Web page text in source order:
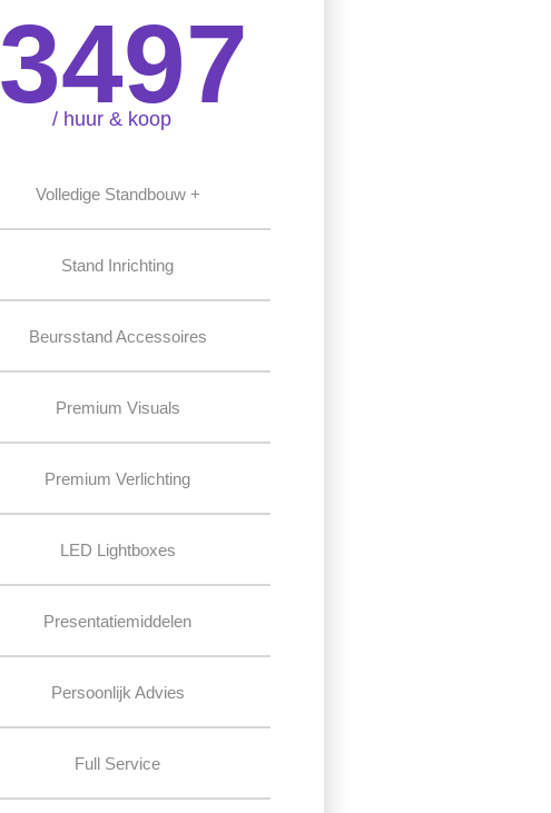
3497
/ huur & koop
Volledige Standbouw +
Stand Inrichting
Beursstand Accessoires
Premium Visuals
Premium Verlichting
LED Lightboxes
Presentatiemiddelen
Persoonlijk Advies
Full Service